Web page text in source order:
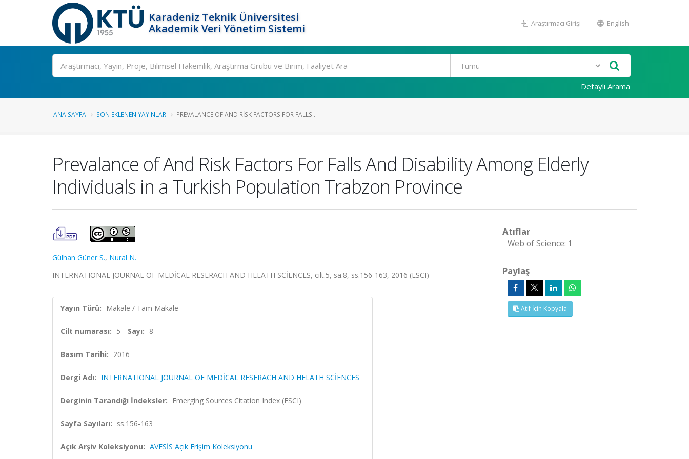
Karadeniz Teknik Üniversitesi
Akademik Veri Yönetim Sistemi
Araştırmacı Girişi English
Ara
Detaylı Arama
ANA SAYFA SON EKLENEN YAYINLAR PREVALANCE OF AND RISK FACTORS FOR FALLS...
Prevalance of And Risk Factors For Falls And Disability Among Elderly
Individuals in a Turkish Population Trabzon Province
Gülhan Güner S., Nural N.
INTERNATIONAL JOURNAL OF MEDİCAL RESERACH AND HELATH SCİENCES, cilt.5, sa.8, ss.156-163, 2016 (ESCI)
Yayın Türü: Makale / Tam Makale
Cilt numarası: 5 Sayı: 8
Basım Tarihi: 2016
Dergi Adı: INTERNATIONAL JOURNAL OF MEDİCAL RESERACH AND HELATH SCİENCES
Derginin Tarandığı İndeksler: Emerging Sources Citation Index (ESCI)
Sayfa Sayıları: ss.156-163
Açık Arşiv Koleksiyonu: AVESİS Açık Erişim Koleksiyonu
Atıflar
Web of Science: 1
Paylaş
Atıf İçin Kopyala